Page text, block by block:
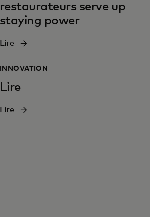
restaurateurs serve up
staying power
Lire
INNOVATION
Lire
Lire